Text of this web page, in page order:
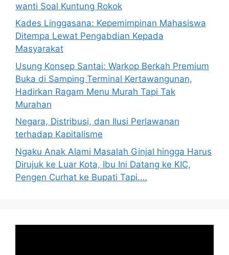
wanti Soal Kuntung Rokok
Kades Linggasana: Kepemimpinan Mahasiswa
Ditempa Lewat Pengabdian Kepada
Masyarakat
Usung Konsep Santai: Warkop Berkah Premium
Buka di Samping Terminal Kertawangunan,
Hadirkan Ragam Menu Murah Tapi Tak
Murahan
Negara, Distribusi, dan Ilusi Perlawanan
terhadap Kapitalisme
Ngaku Anak Alami Masalah Ginjal hingga Harus
Dirujuk ke Luar Kota, Ibu Ini Datang ke KIC,
Pengen Curhat ke Bupati Tapi.…